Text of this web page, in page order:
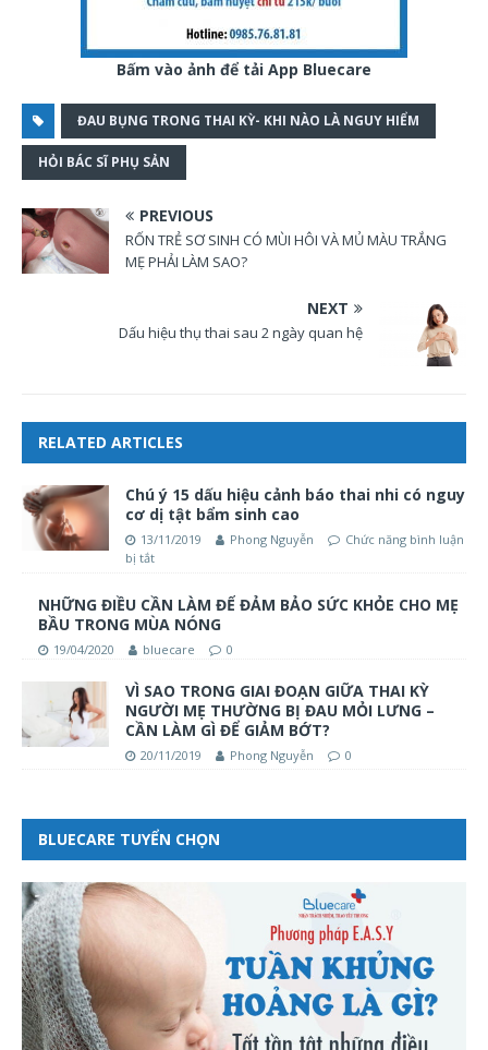
Bấm vào ảnh để tải App Bluecare
ĐAU BỤNG TRONG THAI KỲ- KHI NÀO LÀ NGUY HIỂM
HỎI BÁC SĨ PHỤ SẢN
PREVIOUS
RỐN TRẺ SƠ SINH CÓ MÙI HÔI VÀ MỦ MÀU TRẮNG
MẸ PHẢI LÀM SAO?
NEXT
Dấu hiệu thụ thai sau 2 ngày quan hệ
RELATED ARTICLES
Chú ý 15 dấu hiệu cảnh báo thai nhi có nguy
cơ dị tật bẩm sinh cao
13/11/2019 Phong Nguyễn
Chức năng bình luận
bị tắt
NHỮNG ĐIỀU CẦN LÀM ĐỂ ĐẢM BẢO SỨC KHỎE CHO MẸ
BẦU TRONG MÙA NÓNG
19/04/2020 bluecare 0
VÌ SAO TRONG GIAI ĐOẠN GIỮA THAI KỲ
NGƯỜI MẸ THƯỜNG BỊ ĐAU MỎI LƯNG –
CẦN LÀM GÌ ĐỂ GIẢM BỚT?
20/11/2019 Phong Nguyễn 0
BLUECARE TUYỂN CHỌN